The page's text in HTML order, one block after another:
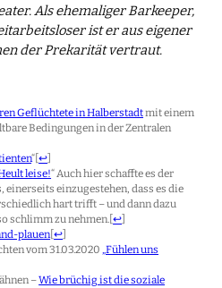
Als ehemaliger Barkeeper,
ist er aus eigener
der Prekarität vertraut.
Geflüchtete in Halberstadtmit einem
Bedingungen in der Zentralen
“ [↩
leise!“ Auch hier schaffte es der
einerseits einzugestehen, dass es die
hart trifft – und dann dazu
schlimm zu nehmen. [↩
plauen[↩
vom 31.03.2020„Fühlen uns
–Wie brüchig ist die soziale